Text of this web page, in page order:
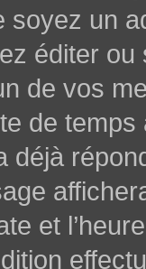
soyez un
éditer
de vos
de
déjà
et